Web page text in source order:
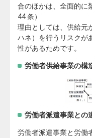
合のほかは、全面的に
44 条）
理由としては、供給元
ハネ）を行うリスクが
性があるためです。
労働者供給事業の構
労働者派遣事業との
労働者派遣事業と労働